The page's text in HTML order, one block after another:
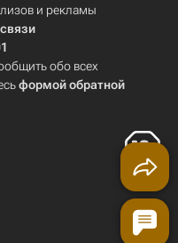
и рекламы
обо всех
формой обратной